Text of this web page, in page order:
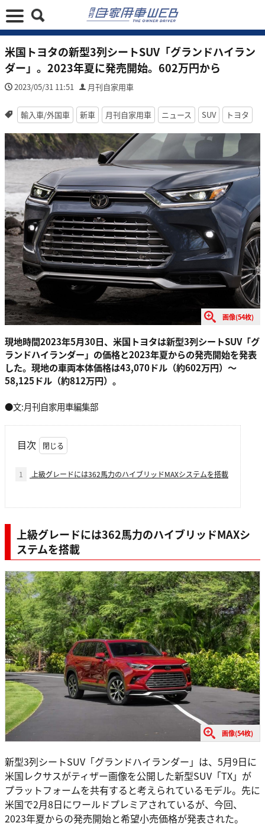
米国トヨタの新型3列シートSUV「グランドハイラン
ダー」。2023年夏に発売開始。602万円から
2023/05/31 11:51 月刊自家用車
輸入車/外国車 新車 月刊自家用車 ニュース SUV トヨタ
画像(54枚)
現地時間2023年5月30日、米国トヨタは新型3列シートSUV「グ
ランドハイランダー」の価格と2023年夏からの発売開始を発表
した。現地の車両本体価格は43,070ドル（約602万円）〜
58,125ドル（約812万円）。
●文:月刊自家用車編集部
目次
1 上級グレードには362馬力のハイブリッドMAXシステムを搭載
上級グレードには362馬力のハイブリッドMAXシ
ステムを搭載
画像(54枚)
新型3列シートSUV「グランドハイランダー」は、5月9日に
米国レクサスがティザー画像を公開した新型SUV「TX」が
プラットフォームを共有すると考えられているモデル。先に
米国で2月8日にワールドプレミアされているが、今回、
2023年夏からの発売開始と希望小売価格が発表された。